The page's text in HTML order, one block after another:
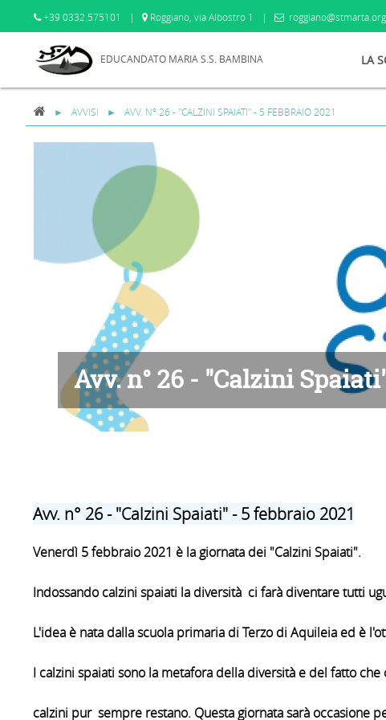
+39 0332.575101 | Roggiano, via Albostro 1 | roggiano@stmarta.org
EDUCANDATO MARIA S.S. BAMBINA LA
AVVISI AVV. N° 26 - "CALZINI SPAIATI" - 5 FEBBRAIO 2021
Avv. n° 26 - "Calzini
Avv. n° 26 - "Calzini Spaiati" - 5 febbraio 2021
Venerdì 5 febbraio 2021 è la giornata dei "Calzini Spaiati".
Indossando calzini spaiati la diversità ci farà diventare tutti
L'idea è nata dalla scuola primaria di Terzo di Aquileia ed è
I calzini spaiati sono la metafora della diversità e del fatto
calzini pur sempre restano. Questa giornata sarà occasione